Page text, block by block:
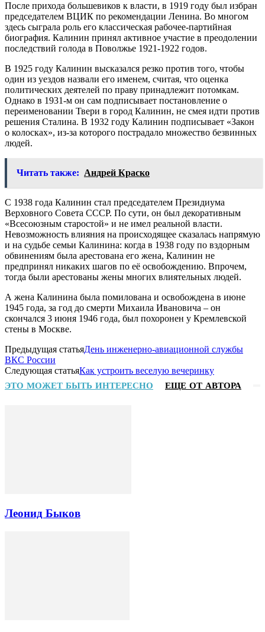
После прихода большевиков к власти, в 1919 году был избран
председателем ВЦИК по рекомендации Ленина. Во многом
здесь сыграла роль его классическая рабочее-партийная
биография. Калинин принял активное участие в преодолении
последствий голода в Поволжье 1921-1922 годов.
В 1925 году Калинин высказался резко против того, чтобы
один из уездов назвали его именем, считая, что оценка
политических деятелей по праву принадлежит потомкам.
Однако в 1931-м он сам подписывает постановление о
переименовании Твери в город Калинин, не смея идти против
решения Сталина. В 1932 году Калинин подписывает «Закон
о колосках», из-за которого пострадало множество безвинных
людей.
Читать также: Андрей Краско
С 1938 года Калинин стал председателем Президиума
Верховного Совета СССР. По сути, он был декоративным
«Всесоюзным старостой» и не имел реальной власти.
Невозможность влияния на происходящее сказалась напрямую
и на судьбе семьи Калинина: когда в 1938 году по вздорным
обвинениям была арестована его жена, Калинин не
предпринял никаких шагов по её освобождению. Впрочем,
тогда были арестованы жены многих влиятельных людей.
А жена Калинина была помилована и освобождена в июне
1945 года, за год до смерти Михаила Ивановича – он
скончался 3 июня 1946 года, был похоронен у Кремлевской
стены в Москве.
Предыдущая статьяДень инженерно-авиационной службы
ВКС России
Следующая статьяКак устроить веселую вечеринку
ЭТО МОЖЕТ БЫТЬ ИНТЕРЕСНО ЕЩЕ ОТ АВТОРА
Леонид Быков